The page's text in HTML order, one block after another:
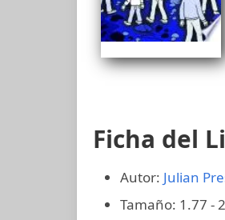
Ficha del
Autor: Julian
Tamaño: 1.77 -